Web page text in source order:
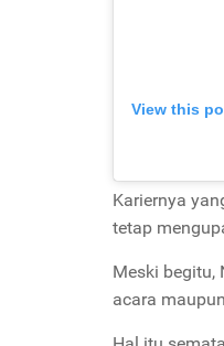
View this
Kariernya
tetap
Meski begitu,
acara